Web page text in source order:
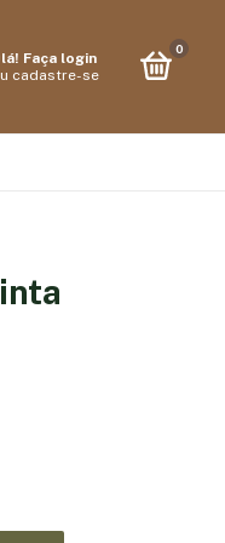
Faça login
cadastre-se
0